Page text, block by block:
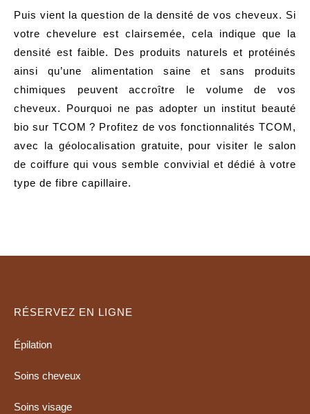
Puis vient la question de la densité de vos cheveux. Si
votre chevelure est clairsemée, cela indique que la
densité est faible. Des produits naturels et protéinés
ainsi qu’une alimentation saine et sans produits
chimiques peuvent accroître le volume de vos
cheveux. Pourquoi ne pas adopter un institut beauté
bio sur TCOM ? Profitez de vos fonctionnalités TCOM,
avec la géolocalisation gratuite, pour visiter le salon
de coiffure qui vous semble convivial et dédié à votre
type de fibre capillaire.
RÉSERVEZ EN LIGNE
Épilation
Soins cheveux
Soins visage